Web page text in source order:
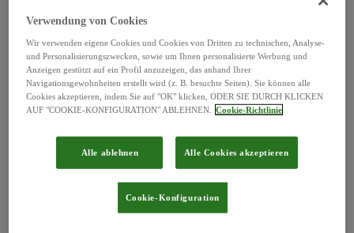
425
Markklößchen Topf
828
Nudeltopf mit Geflügel-
Klößchen
Mehr
438
Reistopf mit Fleischklößen
452
Rindfleisch Nudel-Topf
Mehr
Spirli-Nudeln
Mehr
Chili con Carne
Erbsen-Eintopf Hubertus
Mehr
Fleischbällchen
Erbsen-Eintopf mit
Verwendung von Cookies
Wir verwenden eigene Cookies und Cookies von Dritten zu technischen, Analyse-
und Personalisierungszwecken, sowie um Ihnen personalisierte Werbung und
Anzeigen gestützt auf ein Profil anzuzeigen, das anhand Ihrer
Navigationsgewohnheiten erstellt wird (z. B. besuchte Seiten). Sie können alle
Cookies akzeptieren, indem Sie auf "OK" klicken, ODER SIE DURCH KLICKEN
AUF "COOKIE-KONFIGURATION" ABLEHNEN.
Cookie-Richtlinie
Alle ablehnen Alle Cookies akzeptieren
Cookie-Konfiguration